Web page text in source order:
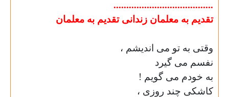
.......................................
تقدیم به معلمان زندانی تقدیم به معلمان
وقتی به تو می اندیشم ،
نفسم می گیرد
به خودم می گویم !
کاشکی چند روزی ،